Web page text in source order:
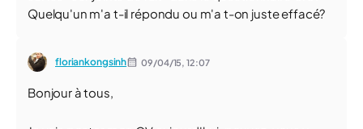
Quelqu'un m'a t-il répondu ou m'a t-on juste effacé?
floriankongsinh 09/04/15,12:07
Bonjour à tous,